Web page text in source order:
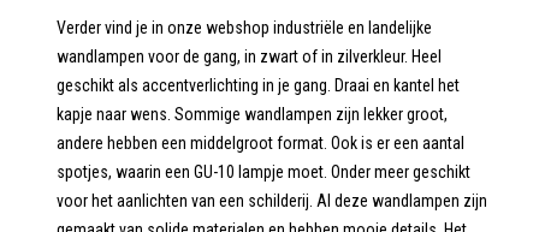
Verder vind je in onze webshop industriële en landelijke
wandlampen voor de gang, in zwart of in zilverkleur. Heel
geschikt als accentverlichting in je gang. Draai en kantel het
kapje naar wens. Sommige wandlampen zijn lekker groot,
andere hebben een middelgroot format. Ook is er een aantal
spotjes, waarin een GU-10 lampje moet. Onder meer geschikt
voor het aanlichten van een schilderij. Al deze wandlampen zijn